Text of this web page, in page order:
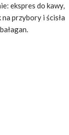
ekspres do kawy,
przybory i ścisła